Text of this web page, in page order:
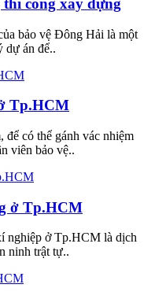
công xây dựng
bảo vệ Đông Hải là một
dự án để..
Tp.HCM
có thể gánh vác nhiệm
viên bảo vệ..
ở Tp.HCM
nghiệp ở Tp.HCM là dịch
ninh trật tự..